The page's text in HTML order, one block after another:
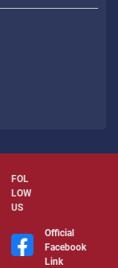
FOL
LOW
US
Official
Facebook
Link